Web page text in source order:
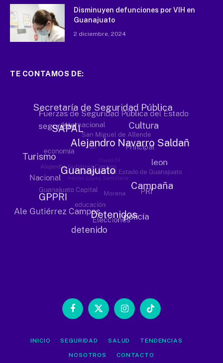
Disminuyen defunciones por VIH en
Guanajuato
2 diciembre, 2024
TE CONTAMOS DE:
Facebook
X
InstagramTikTok
INICIO SEGURIDAD SALUD TENDENCIAS
NOSOTROS CONTACTO